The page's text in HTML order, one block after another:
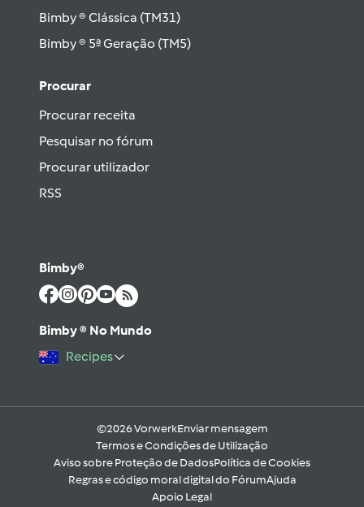
Bimby ® Clássica (TM31)
Bimby ® 5ª Geração (TM5)
Procurar
Procurar receita
Pesquisar no fórum
Procurar utilizador
RSS
Bimby®
Bimby ® No Mundo
Recipes
©2026 VorwerkEnviar mensagem
Termos e Condições de Utilização
Aviso sobre Proteção de DadosPolítica de Cookies
Regras e código moral digital do FórumAjuda
Apoio Legal